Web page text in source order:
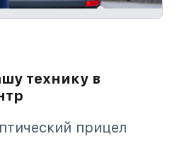
технику в
прицел